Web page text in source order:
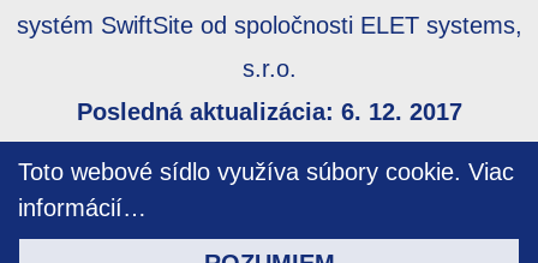
Toto webové sídlo využíva súbory cookie. Viac
informácií…
systém SwiftSite od spoločnosti ELET systems,
s.r.o.
Posledná aktualizácia: 6. 12. 2017
prístupnosti